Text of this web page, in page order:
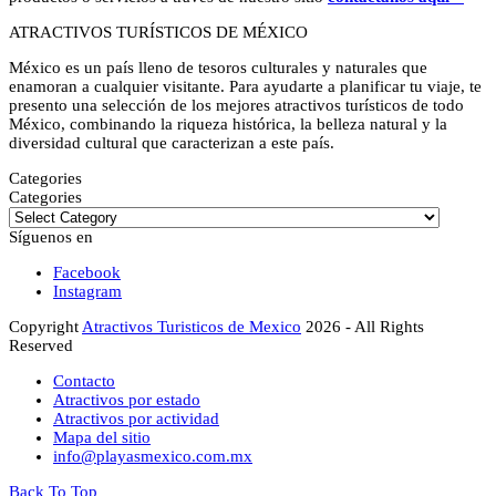
ATRACTIVOS TURÍSTICOS DE MÉXICO
México es un país lleno de tesoros culturales y naturales que
enamoran a cualquier visitante. Para ayudarte a planificar tu viaje, te
presento una selección de los mejores atractivos turísticos de todo
México, combinando la riqueza histórica, la belleza natural y la
diversidad cultural que caracterizan a este país.
Categories
Categories
Síguenos en
Facebook
Instagram
CopyrightAtractivos Turisticos de Mexico 2026 - All Rights
Reserved
Contacto
Atractivos por estado
Atractivos por actividad
Mapa del sitio
info@playasmexico.com.mx
Back To Top